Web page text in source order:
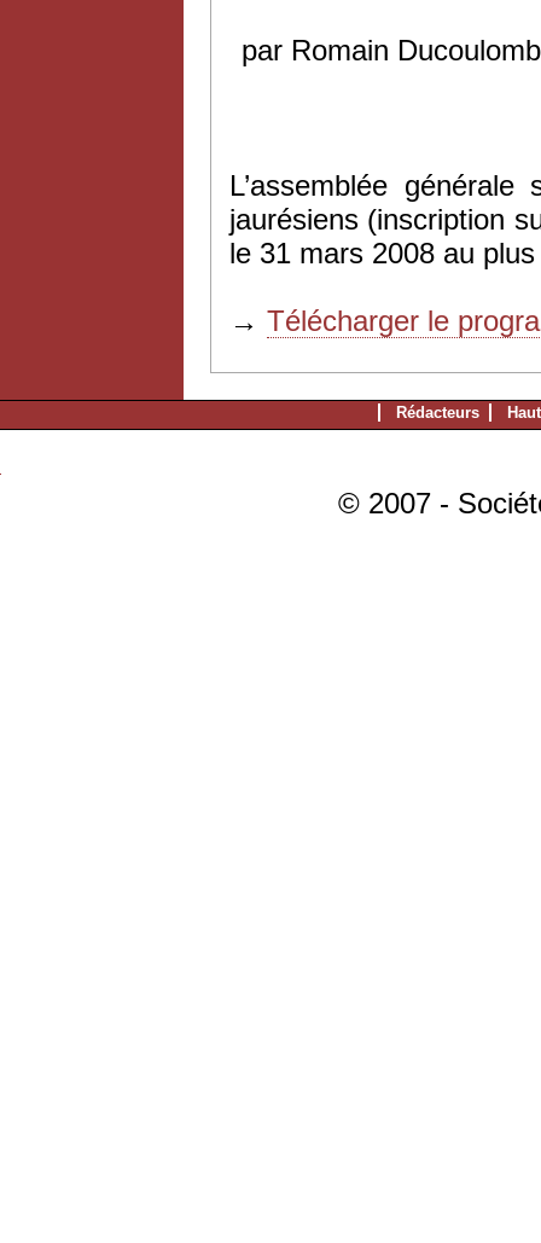
par Romain
L’assemblée
jaurésiens (inscription
le 31 mars 2008 au
→ Télécharger le
Rédacteurs
© 2007 -